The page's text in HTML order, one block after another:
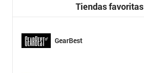
Tiendas favoritas
GearBest